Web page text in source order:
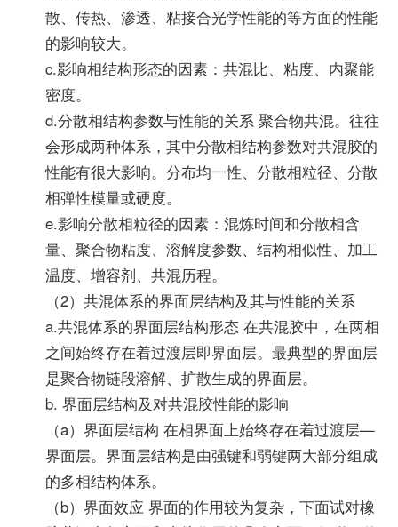
散、传热、渗透、粘接合光学性能的等方面的性能
的影响较大。
c.影响相结构形态的因素：共混比、粘度、内聚能
密度。
d.分散相结构参数与性能的关系 聚合物共混。往往
会形成两种体系，其中分散相结构参数对共混胶的
性能有很大影响。分布均一性、分散相粒径、分散
相弹性模量或硬度。
e.影响分散相粒径的因素：混炼时间和分散相含
量、聚合物粘度、溶解度参数、结构相似性、加工
温度、增容剂、共混历程。
（2）共混体系的界面层结构及其与性能的关系
a.共混体系的界面层结构形态 在共混胶中，在两相
之间始终存在着过渡层即界面层。最典型的界面层
是聚合物链段溶解、扩散生成的界面层。
b. 界面层结构及对共混胶性能的影响
（a）界面层结构 在相界面上始终存在着过渡层—
界面层。界面层结构是由强键和弱键两大部分组成
的多相结构体系。
（b）界面效应 界面的作用较为复杂，下面试对橡